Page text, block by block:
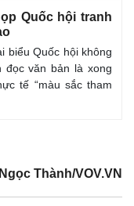
Quốc hội tranh
biểu Quốc hội không
đọc văn bản là xong
tế “màu sắc tham
Ngọc Thành/VOV.VN